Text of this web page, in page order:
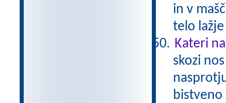
in v
telo
Kateri
skozi
bistveno